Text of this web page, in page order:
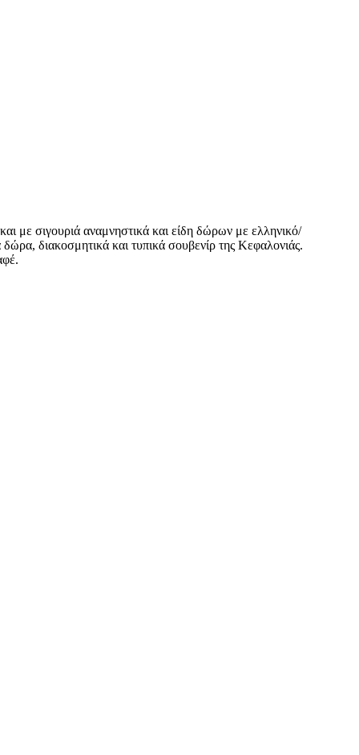
με σιγουριά αναμνηστικά και είδη δώρων με ελληνικό/
διακοσμητικά και τυπικά σουβενίρ της Κεφαλονιάς.